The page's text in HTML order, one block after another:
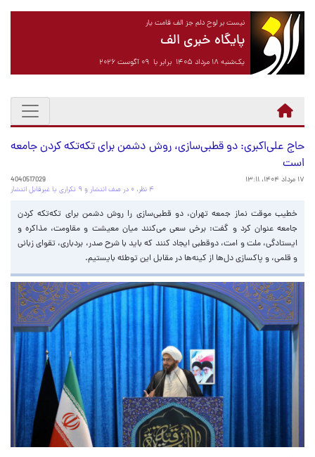
نیست بر لوح دلم جز الف قامت یار
پایگاه خبری الف
یک‌شنبه ۱۸ مرداد ۱۴۰۵ برابر با ۰۹ آگوست ۲۰۲۶
حاج علی‌اکبری: دو قطبی‌سازی، روش دشمن برای تکه‌تکه کردن جامعه
است
۱۷ مرداد ۱۴۰۴، ۱۳:۱۱
4040517029
۴ نظر، ۰ در صف انتشار و ۹ تکراری یا غیرقابل انتشار
خطیب موقت نماز جمعه تهران، دو قطبی‌سازی را روش دشمن برای تکه‌تکه کردن
جامعه عنوان کرد و گفت: برخی سعی می‌کنند میان معیشت و مقاومت، مذاکره و
ایستادگی، ملت و امت، دوقطبی ایجاد کنند که باید با شرح صدر، بردباری، تقوای زبانی
و قلمی، و پاکسازی دل‌ها از کینه‌ها در مقابل این توطئه بایستیم.